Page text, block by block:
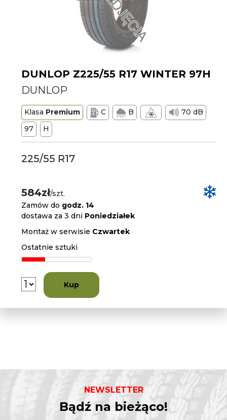
DUNLOP Z225/55 R17 WINTER 97H
DUNLOP
Klasa Premium C B
70 dB
97
H
225/55 R17
584zł/szt.
Zamów do godz. 14
dostawa za 3 dni Poniedziałek
Montaż w serwisie Czwartek
Ostatnie sztuki
Kup
NEWSLETTER
Bądź na bieżąco!